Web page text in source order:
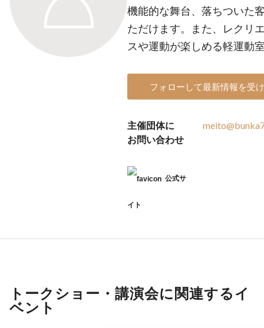
機能的な舞台、落ちついた
ただけます。また、レクリ
スや運動が楽しめる軽運動
フォローして最新情報を受
主催団体に
お問い合わせ
公式サ
イト
トークショー・講演会に関連するイ
ベント